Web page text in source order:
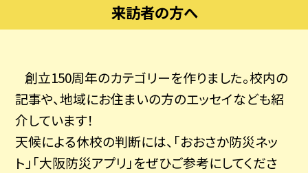
来訪者の方へ
創立150周年のカテゴリーを作りました。校内の
記事や、地域にお住まいの方のエッセイなども紹
介しています！
天候による休校の判断には、「おおさか防災ネッ
ト」「大阪防災アプリ」をぜひご参考にしてくださ